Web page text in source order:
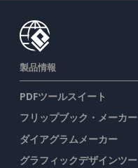
製品情報
PDFツールスイート
フリップブック・メーカー
ダイアグラムメーカー
グラフィックデザインツー